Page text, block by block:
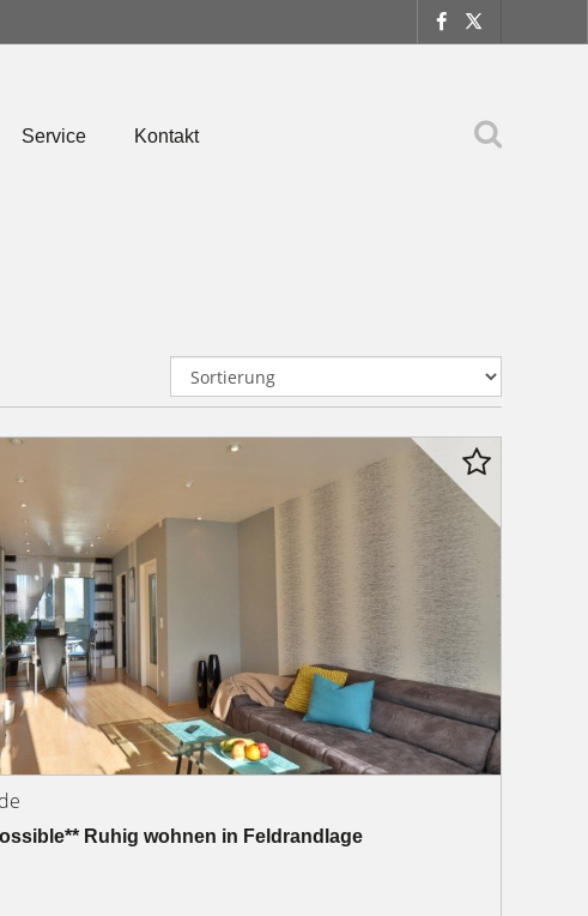
Service Kontakt
Ruhig wohnen in Feldrandlage